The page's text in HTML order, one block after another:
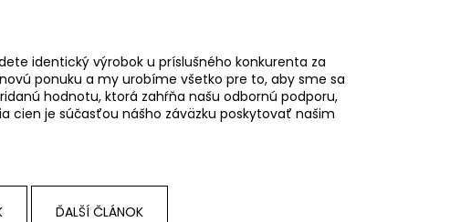
identický výrobok u príslušného konkurenta za
ponuku a my urobíme všetko pre to, aby sme sa
hodnotu, ktorá zahŕňa našu odbornú podporu,
cien je súčasťou nášho záväzku poskytovať našim
ĎALŠÍ ČLÁNOK